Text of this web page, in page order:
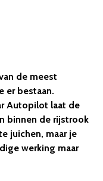
de meest
er bestaan.
Autopilot laat de
binnen de rijstrook
juichen, maar je
werking maar